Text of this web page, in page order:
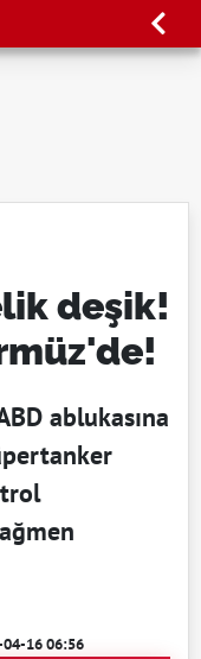
deşik!
ablukasına
16 06:56